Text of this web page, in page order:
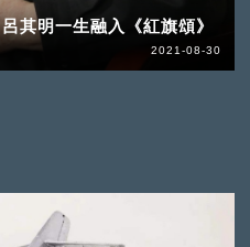
其明一生融入《紅旗頌》
2021-08-30